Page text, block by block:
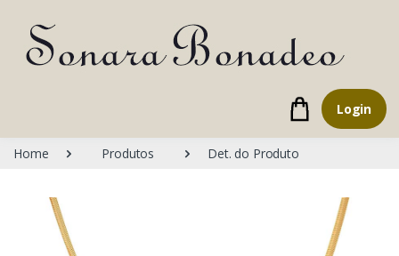
Login
Home Produtos Det. do Produto